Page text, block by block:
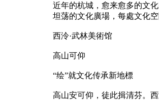
近年的杭城，愈来愈多的文
坦荡的文化廣場，每處文化
西泠·武林美術馆
高山可仰
“绘”就文化传承新地標
高山安可仰，徒此揖清芬。